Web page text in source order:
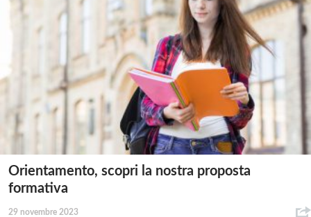
Orientamento, scopri la nostra proposta
formativa
29 novembre 2023